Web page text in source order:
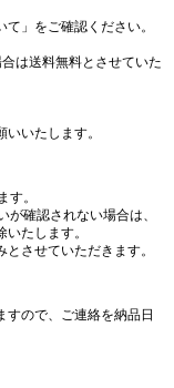
」をご確認ください。
は送料無料とさせていた
いたします。
す。
確認されない場合は、
たします。
させていただきます。
ので、ご連絡を納品日